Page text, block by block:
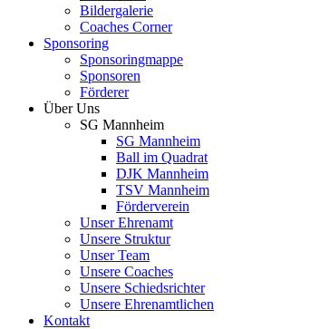
Bildergalerie
Coaches Corner
Sponsoring
Sponsoringmappe
Sponsoren
Förderer
Über Uns
SG Mannheim
SG Mannheim
Ball im Quadrat
DJK Mannheim
TSV Mannheim
Förderverein
Unser Ehrenamt
Unsere Struktur
Unser Team
Unsere Coaches
Unsere Schiedsrichter
Unsere Ehrenamtlichen
Kontakt